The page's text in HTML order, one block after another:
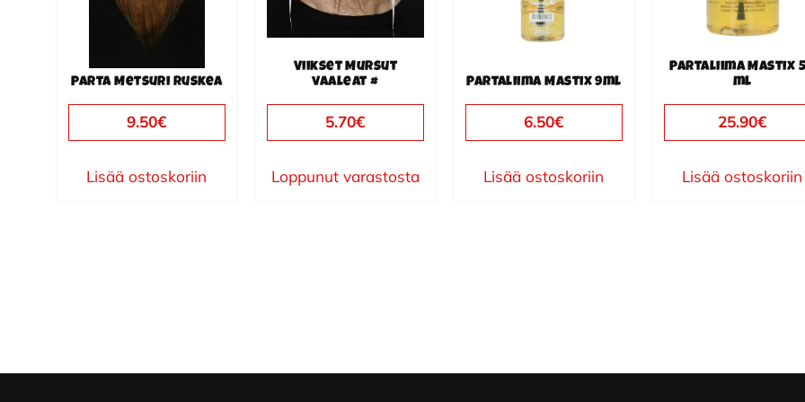
Parta Metsuri ruskea
9.50€
Lisää ostoskoriin
Viikset Mursut
vaaleat #
5.70€
Loppunut varastosta
Partaliima Mastix 9ml
6.50€
Lisää ostoskoriin
Partaliima Mastix
ml
25.90€
Lisää ostoskoriin